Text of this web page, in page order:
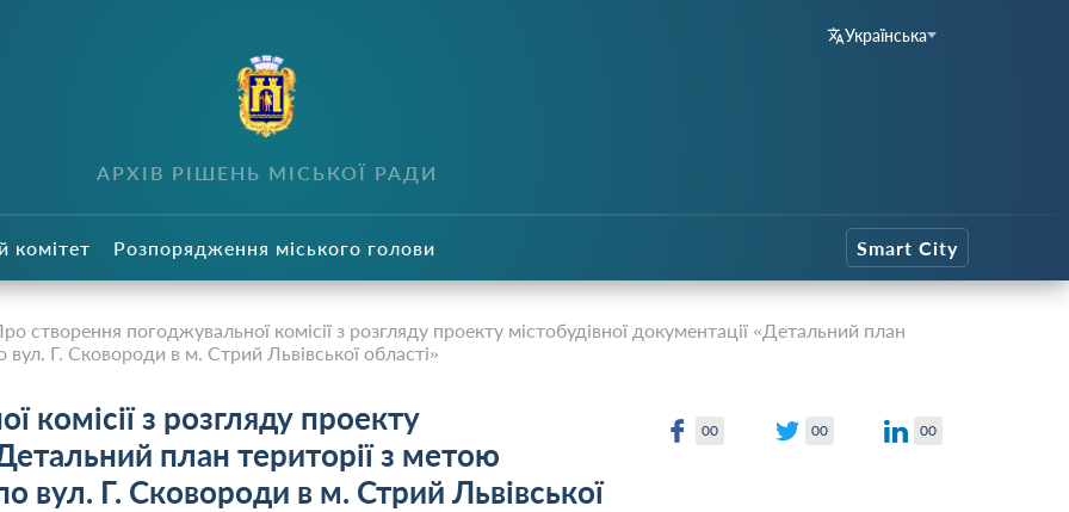
Українська
АРХІВ РІШЕНЬ МІСЬКОЇ РАДИ
комітет Розпорядження міського голови Smart City
створення погоджувальної комісії з розгляду проекту містобудівної документації «Детальний план
вул. Г. Сковороди в м. Стрий Львівської області»
комісії з розгляду проекту
план території з метою
вул. Г. Сковороди в м. Стрий Львівської
00 00 00